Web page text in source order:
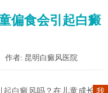
偏食会引起白癜
作者: 昆明白癜风医院
起白癜风吗？在儿童成长过